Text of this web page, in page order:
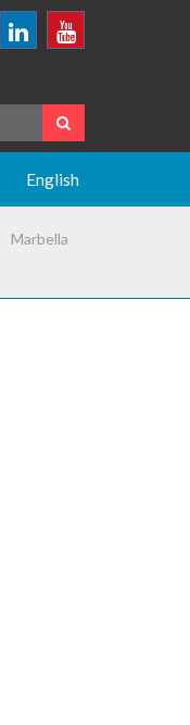
English
Marbella